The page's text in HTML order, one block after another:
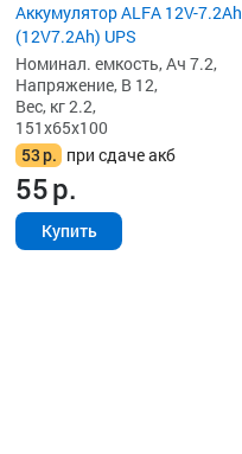
Аккумулятор ALFA 12V-
(12V7.2Ah) UPS
Номинал. емкость, Ач 7.2,
Напряжение, В 12,
Вес, кг 2.2,
151x65x100
53р. при сдаче акб
55р.
Купить